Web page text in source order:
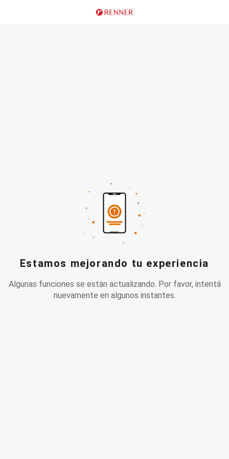
Estamos mejorando tu experiencia
Algunas funciones se están actualizando. Por favor, intentá
nuevamente en algunos instantes.